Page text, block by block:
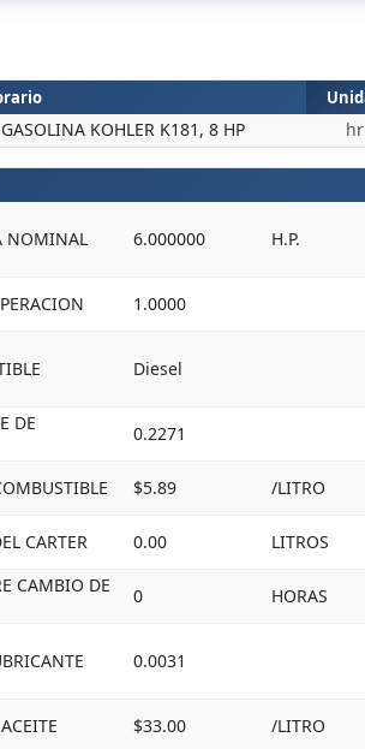
KOHLER K181, 8 HP hr
NOMINAL 6.000000 H.P.
1.0000
Diesel
DE
0.2271
$5.89
/LITRO
CARTER 0.00
LITROS
CAMBIO DE
0
HORAS
0.0031
$33.00
/LITRO